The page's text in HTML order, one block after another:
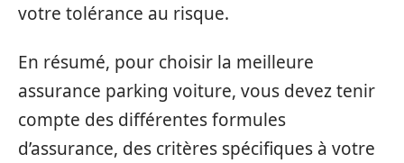
votre tolérance au risque.
En résumé, pour choisir la meilleure
assurance parking voiture, vous devez tenir
compte des différentes formules
d’assurance, des critères spécifiques à votre